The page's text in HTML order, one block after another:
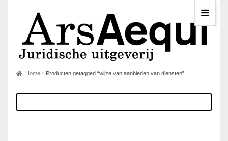
Home Producten getagged “wijze van aanbieden van diensten”